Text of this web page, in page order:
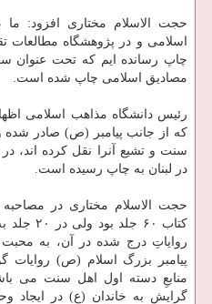
حجت الاسلام مختاری افزود:
چاپ رسانده ایم که تحت عنوان
مصادیق اسلامی چاپ شده است.
رئیس دانشگاه مذاهب اسلامی
که از جانب پیامبر (ص) صادر شده
در لبنان به چاپ رسیده است.
حجت الاسلام مختاری در مصاحبه
کتاب ۶۰
روایاتِ درج شده در آن، به
پیامبر بزرگ اسلام (ص) روایات
منابعِ دسته اول اهل سنت می
گرایش به خاندان (ع) در ایجاد